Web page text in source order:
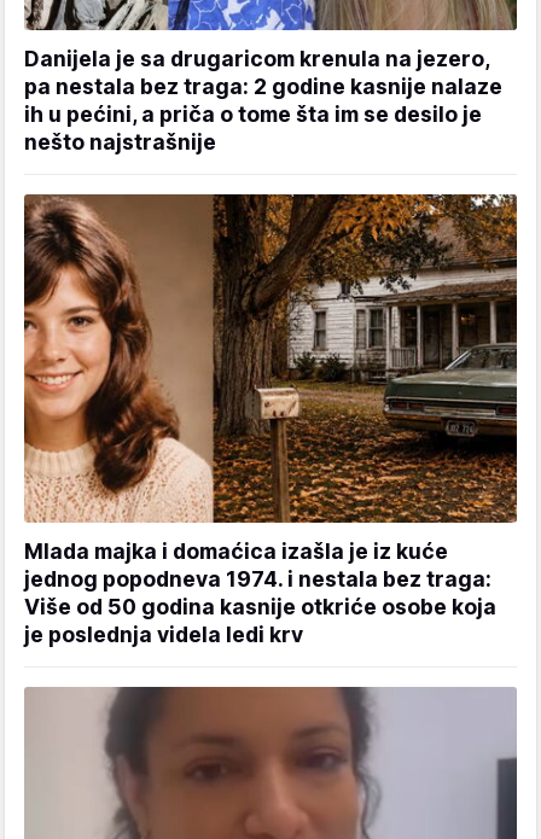
Danijela je sa drugaricom krenula na jezero,
pa nestala bez traga: 2 godine kasnije nalaze
ih u pećini, a priča o tome šta im se desilo je
nešto najstrašnije
Mlada majka i domaćica izašla je iz kuće
jednog popodneva 1974. i nestala bez traga:
Više od 50 godina kasnije otkriće osobe koja
je poslednja videla ledi krv